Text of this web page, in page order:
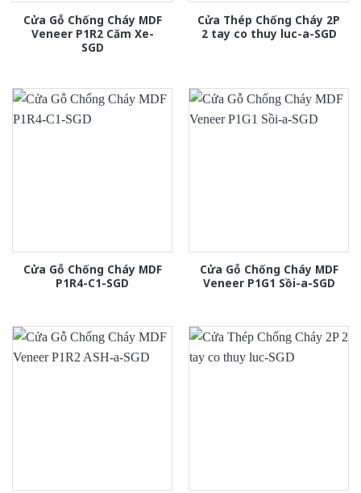
Cửa Gỗ Chống Cháy MDF
Veneer P1R2 Căm Xe-
SGD
Cửa Thép Chống Cháy 2P
2 tay co thuy luc-a-SGD
Cửa Gỗ Chống Cháy MDF
P1R4-C1-SGD
Cửa Gỗ Chống Cháy MDF
Veneer P1G1 Sồi-a-SGD